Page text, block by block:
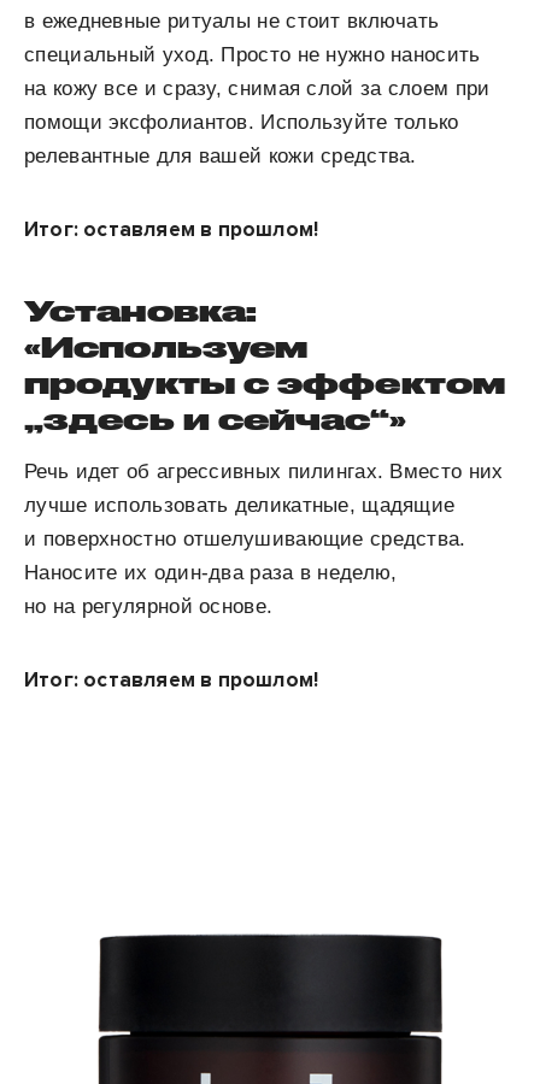
в ежедневные ритуалы не стоит включать
специальный уход. Просто не нужно наносить
на кожу все и сразу, снимая слой за слоем при
помощи эксфолиантов. Используйте только
релевантные для вашей кожи средства.
Итог: оставляем в прошлом!
Установка:
«Используем
продукты с эффектом
„здесь и сейчас“»
Речь идет об агрессивных пилингах. Вместо них
лучше использовать деликатные, щадящие
и поверхностно отшелушивающие средства.
Наносите их один-два раза в неделю,
но на регулярной основе.
Итог: оставляем в прошлом!